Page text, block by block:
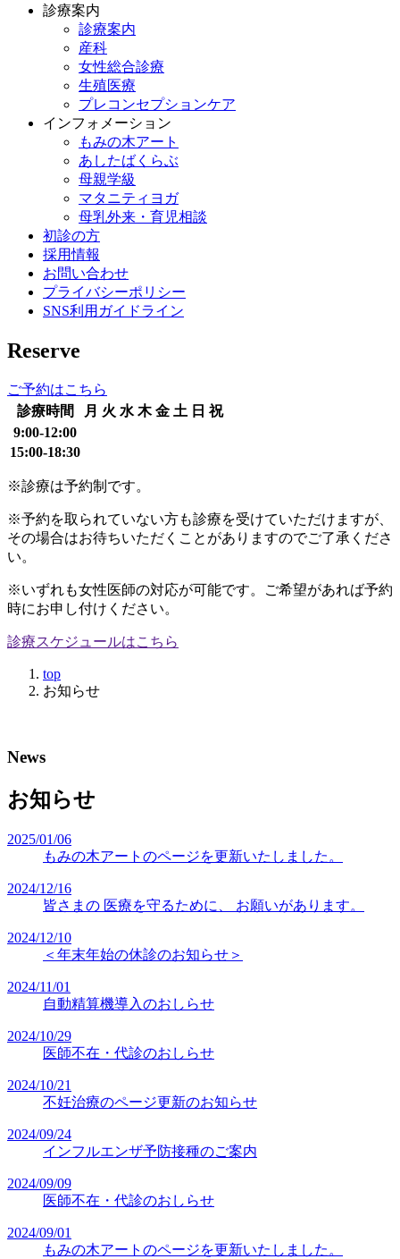
診療案内
診療案内
産科
女性総合診療
生殖医療
プレコンセプションケア
インフォメーション
もみの木アート
あしたばくらぶ
母親学級
マタニティヨガ
母乳外来・育児相談
初診の方
採用情報
お問い合わせ
プライバシーポリシー
SNS利用ガイドライン
Reserve
ご予約はこちら
診療時間
月 火 水 木 金 土 日 祝
9:00-12:00
15:00-18:30
※診療は予約制です。
※予約を取られていない方も診療を受けていただけますが、
その場合はお待ちいただくことがありますのでご了承くださ
い。
※いずれも女性医師の対応が可能です。ご希望があれば予約
時にお申し付けください。
診療スケジュールはこちら
top
お知らせ
News
お知らせ
2025/01/06
もみの木アートのページを更新いたしました。
2024/12/16
皆さまの 医療を守るために、 お願いがあります。
2024/12/10
＜年末年始の休診のお知らせ＞
2024/11/01
自動精算機導入のおしらせ
2024/10/29
医師不在・代診のおしらせ
2024/10/21
不妊治療のページ更新のお知らせ
2024/09/24
インフルエンザ予防接種のご案内
2024/09/09
医師不在・代診のおしらせ
2024/09/01
もみの木アートのページを更新いたしました。